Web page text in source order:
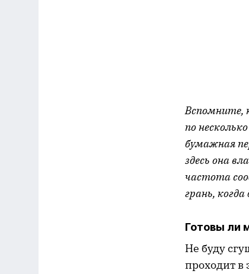
Вспомните,
по
бумажная
здесь она
частота
грань,
Готовы ли
Не буду
проходит в